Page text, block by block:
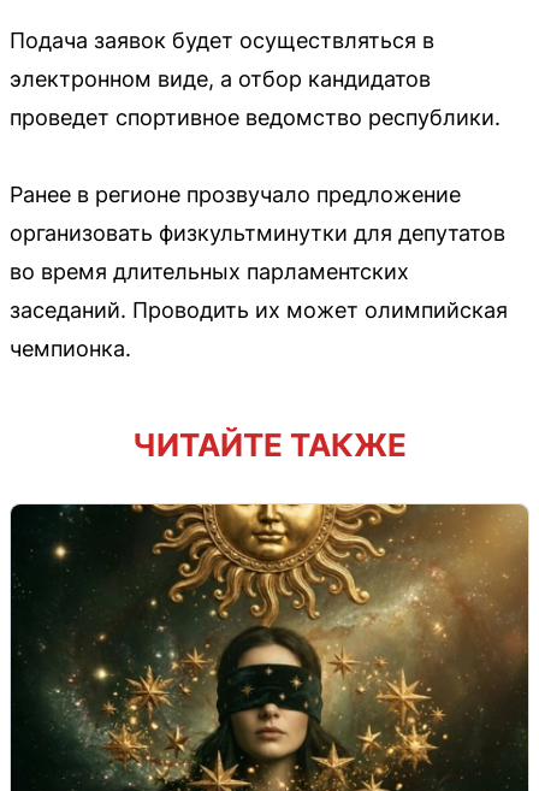
Подача заявок будет осуществляться в
электронном виде, а отбор кандидатов
проведет спортивное ведомство республики.
Ранее в регионе прозвучало предложение
организовать физкультминутки для депутатов
во время длительных парламентских
заседаний. Проводить их может олимпийская
чемпионка.
ЧИТАЙТЕ ТАКЖЕ